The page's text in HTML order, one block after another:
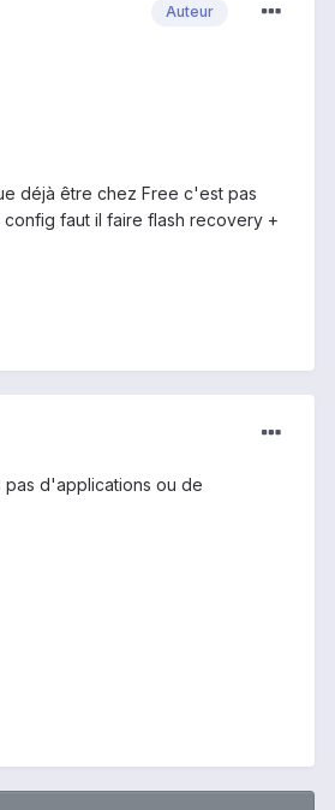
Auteur
déjà être chez Free c'est pas
faut il faire flash recovery +
d'applications ou de